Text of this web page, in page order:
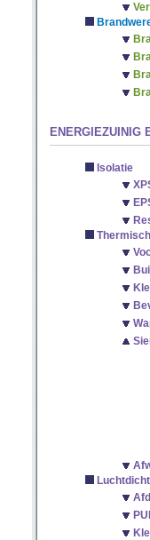
ENERGIEZUINIG
Isolatie